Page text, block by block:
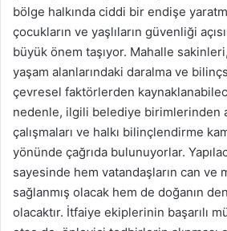
bölge halkında ciddi bir endişe
çocukların ve yaşlıların güvenliği
büyük önem taşıyor. Mahalle
yaşam alanlarındaki daralma ve
çevresel faktörlerden
nedenle, ilgili belediye birimlerinden
çalışmaları ve halkı bilinçlendirme
yönünde çağrıda bulunuyorlar.
sayesinde hem vatandaşların can ve
sağlanmış olacak hem de doğanın
olacaktır. İtfaiye ekiplerinin başarılı